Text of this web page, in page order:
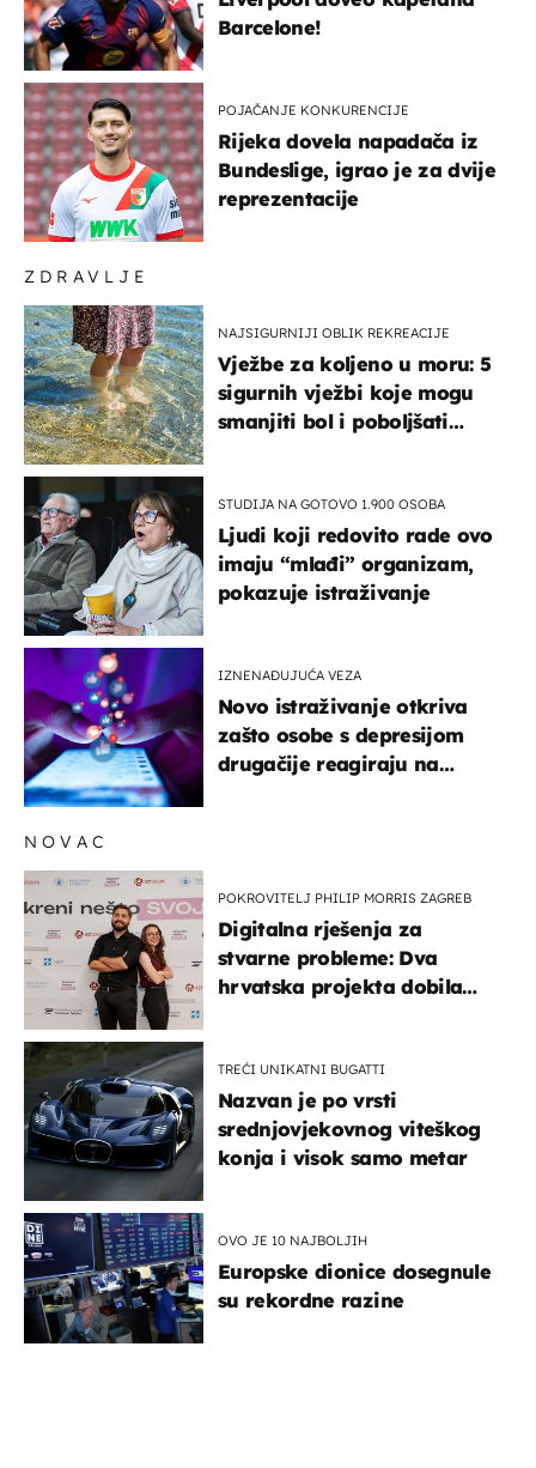
ZDRAVLJE
NAJSIGURNIJI OBLIK REKREACIJE
Vježbe za koljeno u moru: 5
sigurnih vježbi koje mogu
smanjiti bol i poboljšati
STUDIJA NA GOTOVO 1.900 OSOBA
Ljudi koji redovito rade ovo
imaju “mlađi” organizam,
pokazuje istraživanje
IZNENAĐUJUĆA VEZA
Novo istraživanje otkriva
zašto osobe s depresijom
drugačije reagiraju na
Barcelone!
POJAČANJE KONKURENCIJE
Rijeka dovela napadača iz
Bundeslige, igrao je za dvije
reprezentacije
NOVAC
POKROVITELJ PHILIP MORRIS ZAGREB
Digitalna rješenja za
stvarne probleme: Dva
hrvatska projekta dobila
TREĆI UNIKATNI BUGATTI
Nazvan je po vrsti
srednjovjekovnog viteškog
konja i visok samo metar
OVO JE 10 NAJBOLJIH
Europske dionice dosegnule
su rekordne razine